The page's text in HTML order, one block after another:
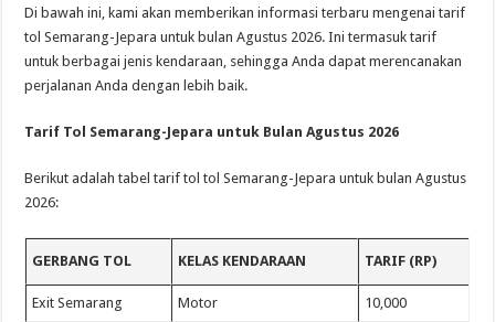
Di bawah ini, kami akan memberikan informasi terbaru mengenai tarif
tol Semarang-Jepara untuk bulan Agustus 2026. Ini termasuk tarif
untuk berbagai jenis kendaraan, sehingga Anda dapat merencanakan
perjalanan Anda dengan lebih baik.
Tarif Tol Semarang-Jepara untuk Bulan Agustus 2026
Berikut adalah tabel tarif tol tol Semarang-Jepara untuk bulan Agustus
2026:
GERBANG TOL KELAS KENDARAAN TARIF (RP)
Exit Semarang Motor 10,000